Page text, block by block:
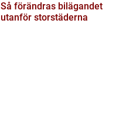
Så förändras bilägandet
utanför storstäderna